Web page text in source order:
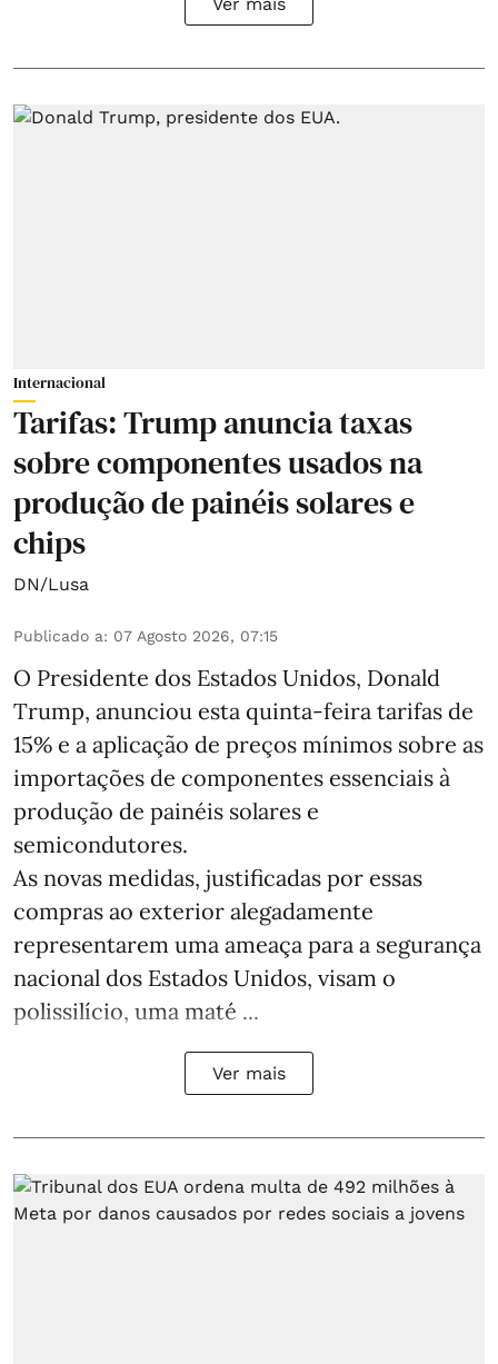
Internacional
Tarifas: Trump anuncia taxas
sobre componentes usados na
produção de painéis solares e
chips
DN/Lusa
Publicado a: 07 Agosto 2026, 07:15
O Presidente dos Estados Unidos, Donald
Trump, anunciou esta quinta-feira tarifas de
15% e a aplicação de preços mínimos sobre as
importações de componentes essenciais à
produção de painéis solares e
semicondutores.
As novas medidas, justificadas por essas
compras ao exterior alegadamente
representarem uma ameaça para a segurança
nacional dos Estados Unidos, visam o
polissilício, uma maté ...
Ver mais